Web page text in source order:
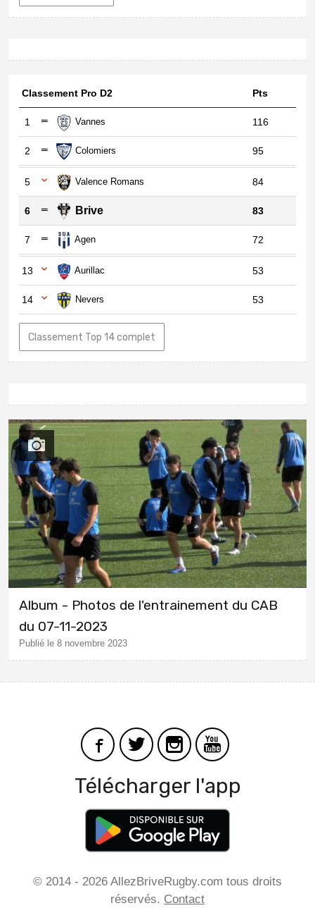
Classement Pro D2 Pts
1 Vannes 116
2 Colomiers 95
5 Valence Romans 84
6 Brive 83
7 Agen 72
13 Aurillac 53
14 Nevers 53
Classement Top 14 complet
Album - Photos de l'entrainement du CAB
du 07-11-2023
Publié le 8 novembre 2023
Télécharger l'app
© 2014 - 2026 AllezBriveRugby.com tous droits
réservés. Contact